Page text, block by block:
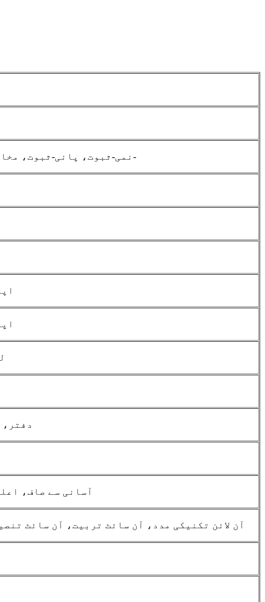
نمی-ثبوت، پانی-ثبوت، مخالف-عمر رسیدہ، فائر پروف، مولڈ-ثبوت، کیڑے، ماحول دوست-
آسانی سے صاف،
آن لائن تکنیکی مدد، آن سائٹ تربیت، آن سائٹ